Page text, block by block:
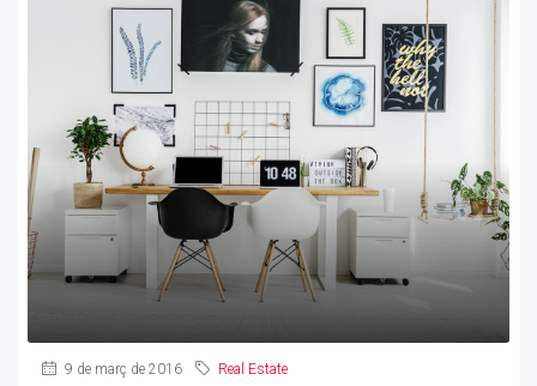
9 de març de 2016 Real Estate